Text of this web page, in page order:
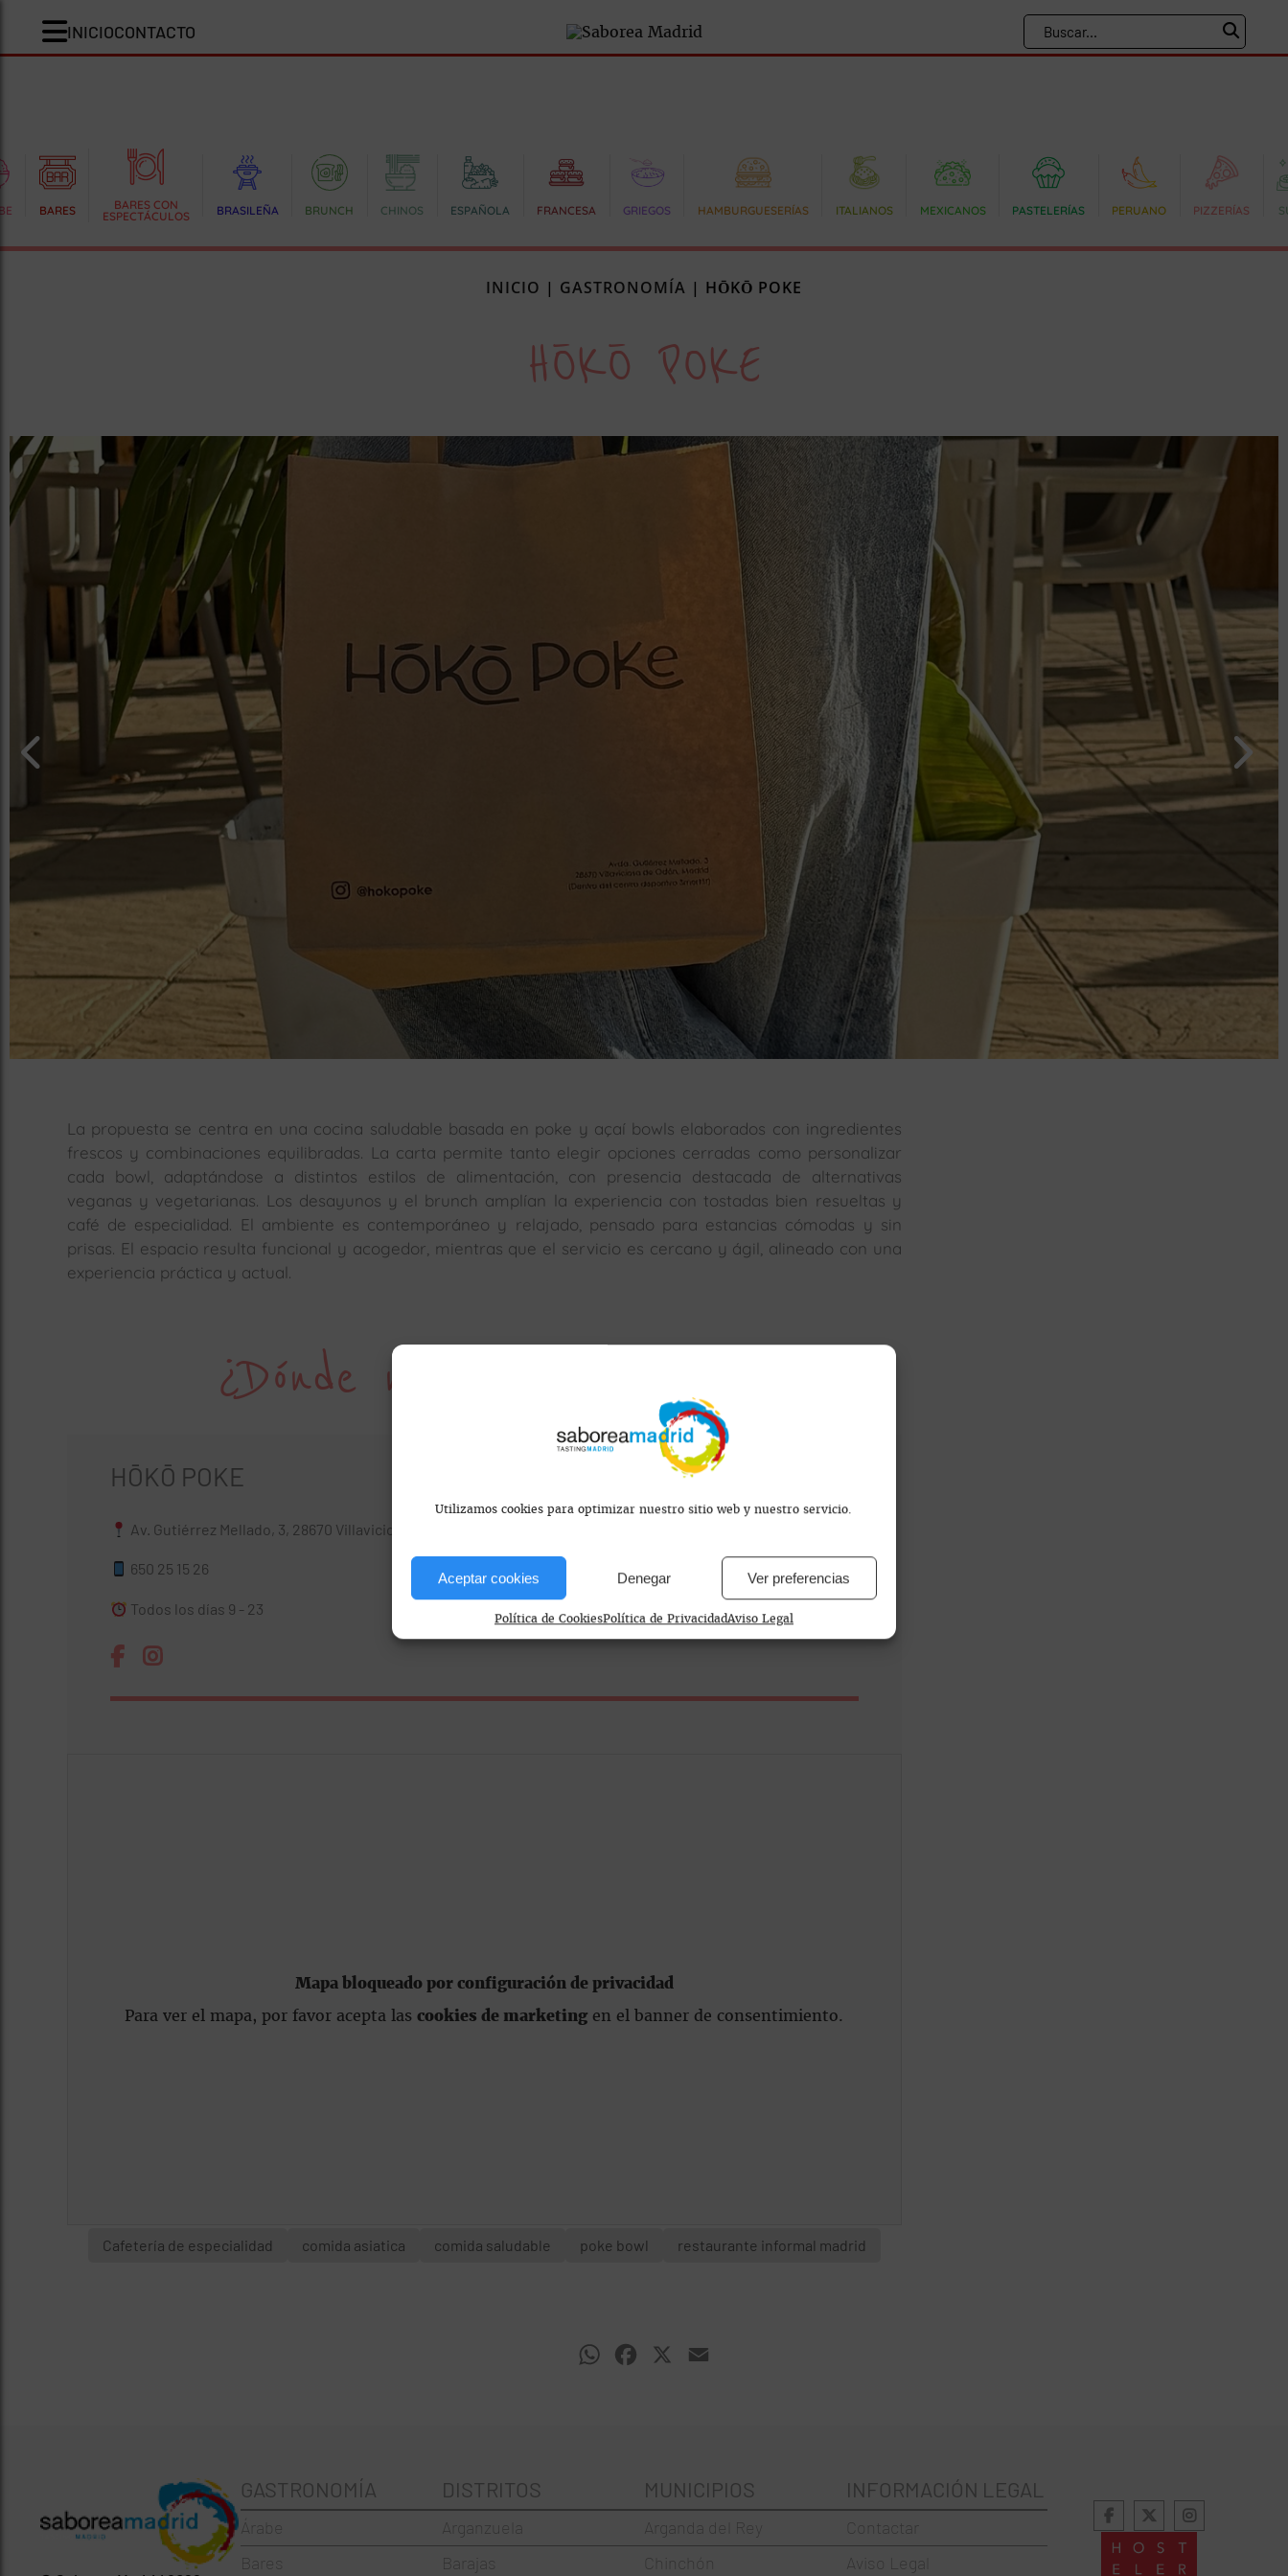
Utilizamos cookies para optimizar nuestro sitio web y nuestro servicio.
Aceptar cookies Denegar Ver preferencias
Política de CookiesPolítica de PrivacidadAviso Legal
INICIOCONTACTO
BARES
BARES CON
ESPECTÁCULOS
BRASILEÑA BRUNCH CHINOS ESPAÑOLA FRANCESA GRIEGOS HAMBURGUESERÍAS ITALIANOS MEXICANOS PASTELERÍAS PERUANO PIZZERÍAS
INICIO | GASTRONOMÍA | HŌKŌ POKE
HŌKŌ POKE
La propuesta se centra en una cocina saludable basada en poke y açaí bowls elaborados con ingredientes
frescos y combinaciones equilibradas. La carta permite tanto elegir opciones cerradas como personalizar
cada bowl, adaptándose a distintos estilos de alimentación, con presencia destacada de alternativas
veganas y vegetarianas. Los desayunos y el brunch amplían la experiencia con tostadas bien resueltas y
café de especialidad. El ambiente es contemporáneo y relajado, pensado para estancias cómodas y sin
prisas. El espacio resulta funcional y acogedor, mientras que el servicio es cercano y ágil, alineado con una
experiencia práctica y actual.
¿Dónde nos encontramos?
HŌKŌ POKE
Av. Gutiérrez Mellado, 3, 28670 Villaviciosa de Odón, Madrid, España
650 25 15 26
Todos los días 9 - 23
Mapa bloqueado por configuración de privacidad
Para ver el mapa, por favor acepta lascookies de marketing en el banner de consentimiento.
Cafetería de especialidad comida asiatica comida saludable poke bowl restaurante informal madrid
WhatsAppFacebook
GASTRONOMÍA
Árabe
Bares
DISTRITOS
Arganzuela
Barajas
MUNICIPIOS
Arganda del Rey
Chinchón
INFORMACIÓN LEGAL
Contactar
Aviso Legal